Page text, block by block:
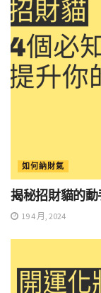
如何納財氣
揭秘招財貓的
19 4 月, 2024